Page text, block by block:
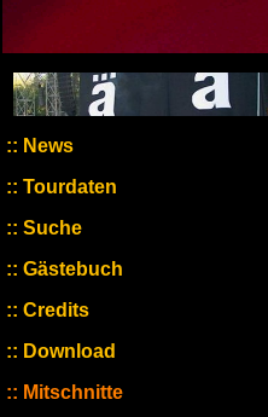
News
Tourdaten
Suche
Gästebuch
Credits
Download
Mitschnitte